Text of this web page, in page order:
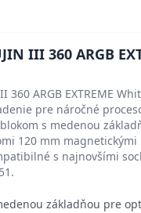
III 360 ARGB
360 ARGB EXTREME
pre náročné
s medenou
120 mm magnetickými
s najnovšími
základňou pre